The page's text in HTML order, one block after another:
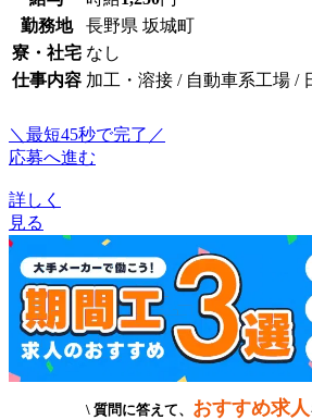
勤務地
長野県 坂城町
寮・社宅 なし
仕事内容 加工・溶接 / 自動車系工場 /
＼最短45秒で完了／
応募へ進む
詳しく
見る
\ 質問に答えて、 おすすめ求人